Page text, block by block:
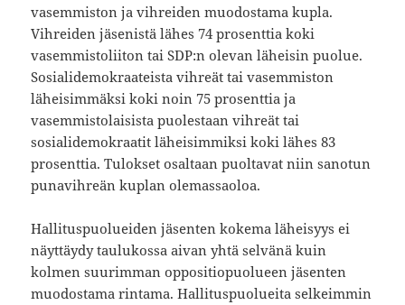
vasemmiston ja vihreiden muodostama kupla.
Vihreiden jäsenistä lähes 74 prosenttia koki
vasemmistoliiton tai SDP:n olevan läheisin puolue.
Sosialidemokraateista vihreät tai vasemmiston
läheisimmäksi koki noin 75 prosenttia ja
vasemmistolaisista puolestaan vihreät tai
sosialidemokraatit läheisimmiksi koki lähes 83
prosenttia. Tulokset osaltaan puoltavat niin sanotun
punavihreän kuplan olemassaoloa.
Hallituspuolueiden jäsenten kokema läheisyys ei
näyttäydy taulukossa aivan yhtä selvänä kuin
kolmen suurimman oppositiopuolueen jäsenten
muodostama rintama. Hallituspuolueita selkeimmin